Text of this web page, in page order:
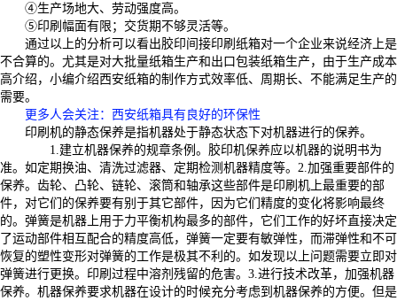
④生产场地大、劳动强度高。
⑤印刷幅面有限；交货期不够灵活等。
通过以上的分析可以看出胶印间接印刷纸箱对一个企业来说经济上是
不合算的。尤其是对大批量纸箱生产和出口包装纸箱生产，由于生产成本
高介绍，小编介绍西安纸箱的制作方式效率低、周期长、不能满足生产的
需要。
更多人会关注：西安纸箱具有良好的环保性
印刷机的静态保养是指机器处于静态状态下对机器进行的保养。
1.建立机器保养的规章条例。胶印机保养应以机器的说明书为
准。如定期换油、清洗过滤器、定期检测机器精度等。2.加强重要部件的
保养。齿轮、凸轮、链轮、滚筒和轴承这些部件是印刷机上最重要的部
件，对它们的保养要有别于其它部件，因为它们精度的变化将影响最终
的。弹簧是机器上用于力平衡机构最多的部件，它们工作的好坏直接决定
了运动部件相互配合的精度高低，弹簧一定要有敏弹性，而滞弹性和不可
恢复的塑性变形对弹簧的工作是极其不利的。如发现以上问题需要立即对
弹簧进行更换。印刷过程中溶剂残留的危害。3.进行技术改革，加强机器
保养。机器保养要求机器在设计的时候充分考虑到机器保养的方便。但是